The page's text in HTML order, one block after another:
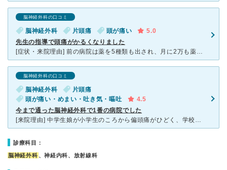
脳神経外科の口コミ
脳神経外科 片頭痛 頭が痛い
5.0
先生の指導で頭痛がかるくなりました
[症状・来院理由] 前の病院は薬を5種類も出され、月に2万も薬代がかかり、なのに頭痛はひどくなるばかりで問題があるところでした。 [医師の診断・治療法] 薬の飲みすぎで薬物療法頭痛でした
脳神経外科の口コミ
脳神経外科
片頭痛
頭が痛い・めまい・吐き気・嘔吐
4.5
今まで通った脳神経外科で1番の病院でした
[来院理由] 中学生娘が小学生のころから偏頭痛がひどく、学校で倒れた時に 保健室の先生に勧められて伺いました [症状] ひどい偏頭痛。薬を飲んでも効くことがあまりなく、嘔吐や貧血を 1年
診療科目：
脳神経外科 、神経内科、放射線科